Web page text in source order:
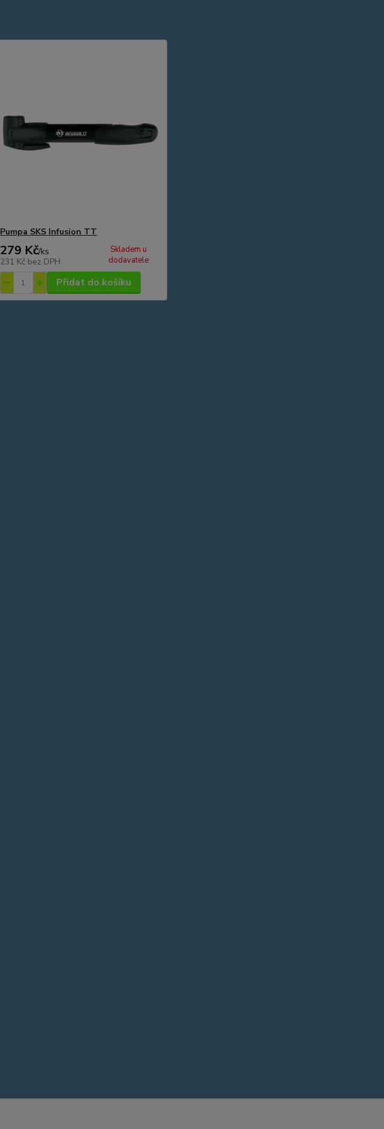
Pumpa SKS Infusion TT
279 Kč/ks
231 Kč bez DPH
Skladem u
dodavatele
Přidat do košíku